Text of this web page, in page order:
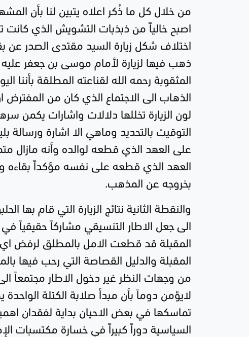
من خلال كل ما ذُكر اعلاه يتبين لنا بأن
اصبح خالياً من ذبذبات التشويش الذي كانت
اختلاف شكل زيارة السيد مقتدى الصدر عن
ذهب فيها لزيارة لأمام موسى بن جعفر
المثقوبة رحمه الله لقناعته المطلقة
الذهاب الى الاجتماع الذي كان من
لون الزيارة تخللها دلالات واشارات يكمن
التوقيت بالتحديد وماهي الا اشارة ورسالة
على العهد الذي قطعه لوالده وأنه مازال
العهد الذي قطعه على نفسه مؤكداً بقاءه
بخروجه عن المذهب.
والنقطة الثانية نتائج الزيارة التي قام بها
الى جعل الاطار التنسيقي مشاركاً حقيقياً
المقبلة قد قطعت الامل بالمطلق لرفض اي
المقبلة والدليل القصاصة التي رحب فيها
من وجهات النظر غير دخول الاطار مجتمعاً
لايؤمن دوماً بأن مبدأ صلابة الكتلة
تماسكها في بعض الاحيان بداية لفقدان
السياسية دوراً كبيراً في خسارة مكتسبات